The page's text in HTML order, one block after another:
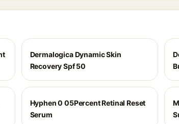
Dermalogica Dynamic Skin
Recovery Spf 50
Hyphen 0 05Percent Retinal Reset
Serum